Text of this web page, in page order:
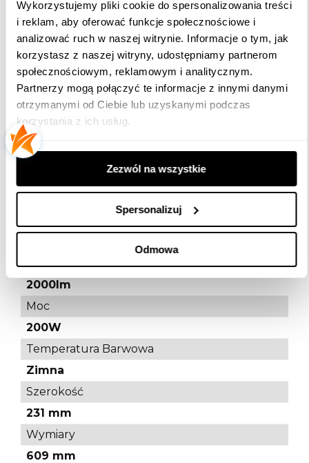
Wykorzystujemy pliki cookie do spersonalizowania treści
i reklam, aby oferować funkcje społecznościowe i
analizować ruch w naszej witrynie. Informacje o tym, jak
korzystasz z naszej witryny, udostępniamy partnerom
społecznościowym, reklamowym i analitycznym.
Partnerzy mogą połączyć te informacje z innymi danymi
otrzymanymi od Ciebie lub uzyskanymi podczas
korzystania z ich usług.
Zezwól na wszystkie
Spersonalizuj
Odmowa
pojemność akumulatora.:20000mAh
Dane techniczne
Minimalna Średnica Mocowania
48 MM
Temperatura Otoczenia Pracy
Wydajność Świetlna
2000lm
Moc
200W
Temperatura Barwowa
Zimna
Szerokość
231 mm
Wymiary
609 mm